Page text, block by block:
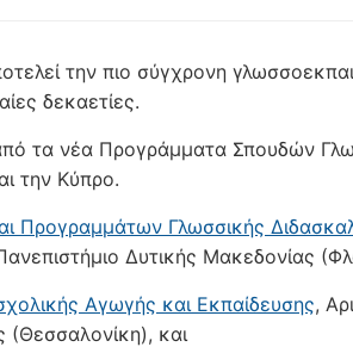
την πιο σύγχρονη
δεκαετίες.
τα νέα Προγράμματα Σπουδών
την Κύπρο.
Προγραμμάτων Γλωσσικής
Δυτικής Μακεδονίας
Αγωγής και Εκπαίδευσης,
(Θεσσαλονίκη), και